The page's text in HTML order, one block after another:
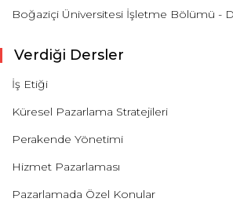
Boğaziçi Üniversitesi İşletme Bölümü -
Verdiği Dersler
İş Etiği
Küresel Pazarlama Stratejileri
Perakende Yönetimi
Hizmet Pazarlaması
Pazarlamada Özel Konular